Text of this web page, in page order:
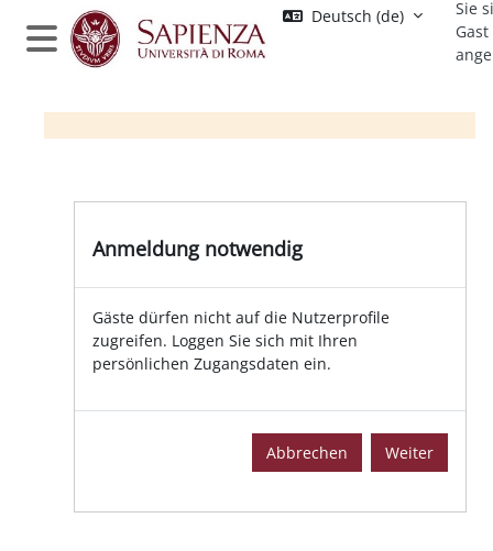
Zum Hauptinhalt
Website-Übersicht
Deutsch ‎(de)‎
Sie
Gast
Anmeldung notwendig
Gäste dürfen nicht auf die Nutzerprofile
zugreifen. Loggen Sie sich mit Ihren
persönlichen Zugangsdaten ein.
Abbrechen Weiter